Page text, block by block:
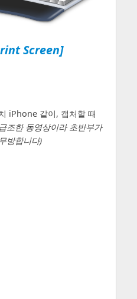
Screen]
iPhone 같이, 캡처할 때
조한 동영상이라 초반부가
방합니다)